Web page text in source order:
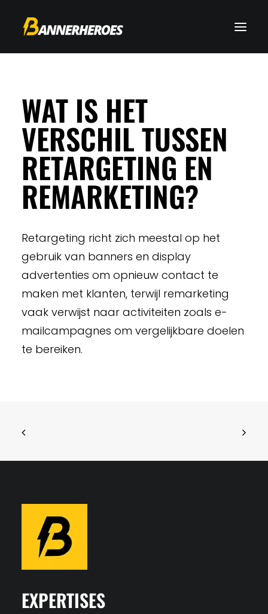
WAT IS HET
VERSCHIL TUSSEN
RETARGETING EN
REMARKETING?
Retargeting richt zich meestal op het
gebruik van banners en display
advertenties om opnieuw contact te
maken met klanten, terwijl remarketing
vaak verwijst naar activiteiten zoals e-
mailcampagnes om vergelijkbare doelen
te bereiken.
EXPERTISES